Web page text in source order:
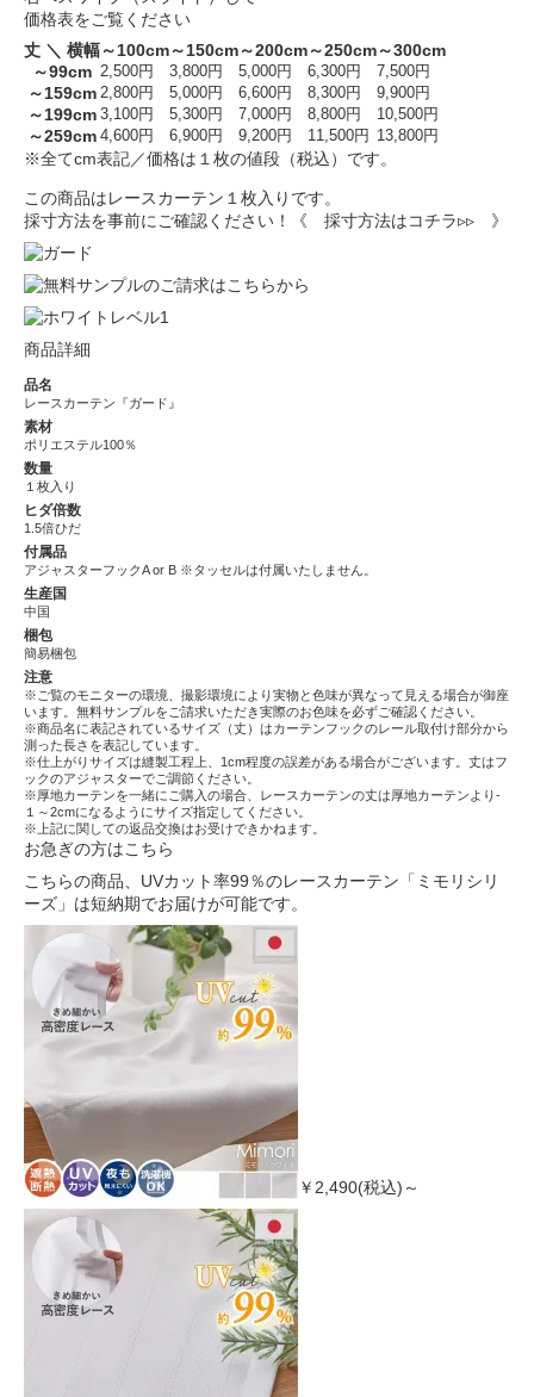
価格表をご覧ください
丈 ＼ 横幅～100cm～150cm～200cm～250cm～300cm
～99cm 2,500円 3,800円 5,000円 6,300円 7,500円
～159cm 2,800円 5,000円 6,600円 8,300円 9,900円
～199cm 3,100円 5,300円 7,000円 8,800円 10,500円
～259cm 4,600円 6,900円 9,200円 11,500円 13,800円
※全てcm表記／価格は１枚の値段（税込）です。
この商品はレースカーテン１枚入りです。
採寸方法を事前にご確認ください！
《 採寸方法はコチラ▹▹ 》
商品詳細
品名
レースカーテン『ガード』
素材
ポリエステル100％
数量
１枚入り
ヒダ倍数
1.5倍ひだ
付属品
アジャスターフックA or B ※タッセルは付属いたしません。
生産国
中国
梱包
簡易梱包
注意
※ご覧のモニターの環境、撮影環境により実物と色味が異なって見える場合が御座
います。無料サンプルをご請求いただき実際のお色味を必ずご確認ください。
※商品名に表記されているサイズ（丈）はカーテンフックのレール取付け部分から
測った長さを表記しています。
※仕上がりサイズは縫製工程上、1cm程度の誤差がある場合がございます。丈はフ
ックのアジャスターでご調節ください。
※厚地カーテンを一緒にご購入の場合、レースカーテンの丈は厚地カーテンより-
１～2cmになるようにサイズ指定してください。
※上記に関しての返品交換はお受けできかねます。
お急ぎの方はこちら
こちらの商品、UVカット率99％のレースカーテン「ミモリシリ
ーズ」は短納期でお届けが可能です。
￥2,490(税込)～